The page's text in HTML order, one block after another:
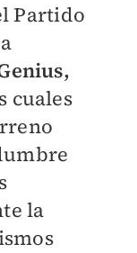
Partido
cuales
la